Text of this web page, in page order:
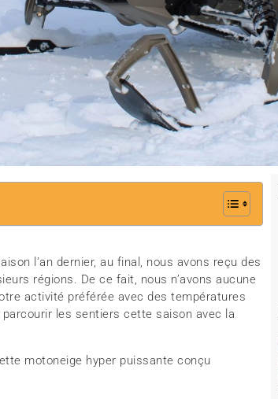
l’an dernier, au final, nous avons reçu des
régions. De ce fait, nous n’avons aucune
activité préférée avec des températures
les sentiers cette saison avec la
motoneige hyper puissante conçu